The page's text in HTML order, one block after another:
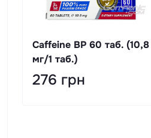
Caffeine BP 60 таб. (10,8
мг/1 таб.)
276 грн